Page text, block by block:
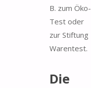
B. zum Öko-
Test oder
zur Stiftung
Warentest.
Die